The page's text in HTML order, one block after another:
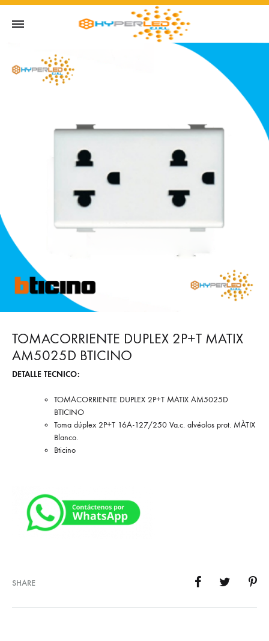
TOMACORRIENTE DUPLEX 2P+T MATIX
AM5025D BTICINO
DETALLE TECNICO:
TOMACORRIENTE DUPLEX 2P+T MATIX AM5025D
BTICINO
Toma dúplex 2P+T 16A-127/250 Va.c. alvéolos prot. MÀTIX
Blanco.
Bticino
SHARE